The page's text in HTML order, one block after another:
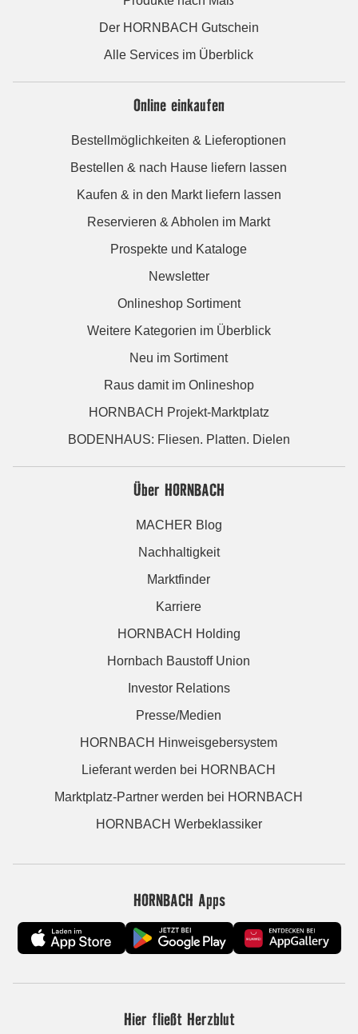
Der HORNBACH Gutschein
Alle Services im Überblick
Online einkaufen
Bestellmöglichkeiten & Lieferoptionen
Bestellen & nach Hause liefern lassen
Kaufen & in den Markt liefern lassen
Reservieren & Abholen im Markt
Prospekte und Kataloge
Newsletter
Onlineshop Sortiment
Weitere Kategorien im Überblick
Neu im Sortiment
Raus damit im Onlineshop
HORNBACH Projekt-Marktplatz
BODENHAUS: Fliesen. Platten. Dielen
Über HORNBACH
MACHER Blog
Nachhaltigkeit
Marktfinder
Karriere
HORNBACH Holding
Hornbach Baustoff Union
Investor Relations
Presse/Medien
HORNBACH Hinweisgebersystem
Lieferant werden bei HORNBACH
Marktplatz-Partner werden bei HORNBACH
HORNBACH Werbeklassiker
HORNBACH Apps
Hier fließt Herzblut